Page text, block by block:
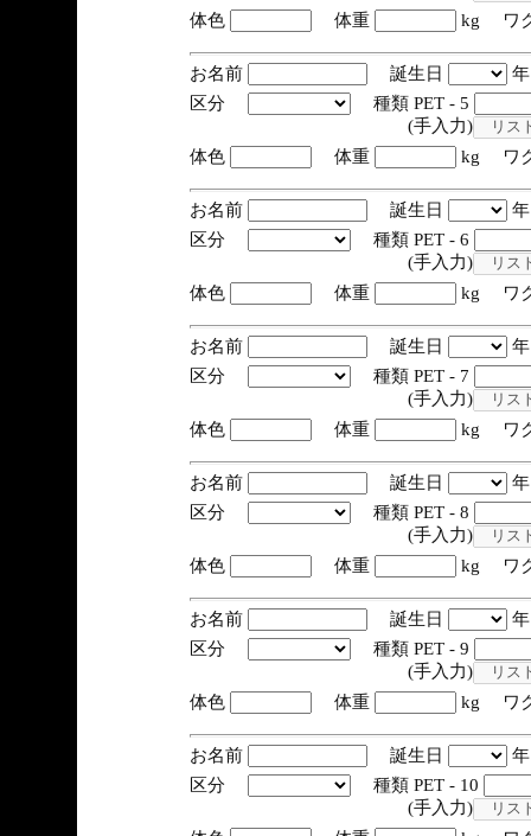
体色
体重 kg ワ
お名前 誕生日
区分
種類 PET - 5
(手入力)
体色
体重 kg ワ
お名前 誕生日
区分
種類 PET - 6
(手入力)
体色
体重 kg ワ
お名前 誕生日
区分
種類 PET - 7
(手入力)
体色
体重 kg ワ
お名前 誕生日
区分
種類 PET - 8
(手入力)
体色
体重 kg ワ
お名前 誕生日
区分
種類 PET - 9
(手入力)
体色
体重 kg ワ
お名前 誕生日
区分
種類 PET - 10
(手入力)